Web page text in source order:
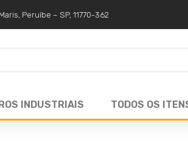
Peruíbe – SP, 11770-362
INDUSTRIAIS TODOS OS